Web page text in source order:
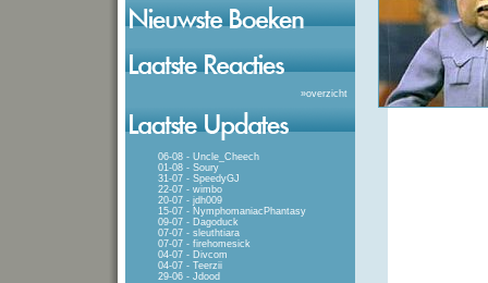
»overzicht
06-08 - Uncle_Cheech
01-08 - Soury
31-07 - SpeedyGJ
22-07 - wimbo
20-07 - jdh009
15-07 - NymphomaniacPhantasy
09-07 - Dagoduck
07-07 - sleuthtiara
07-07 - firehomesick
04-07 - Divcom
04-07 - Teerzii
29-06 - Jdood